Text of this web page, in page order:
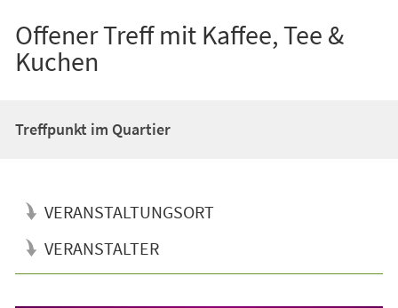
Offener Treff mit Kaffee, Tee &
Kuchen
Treffpunkt im Quartier
VERANSTALTUNGSORT
VERANSTALTER